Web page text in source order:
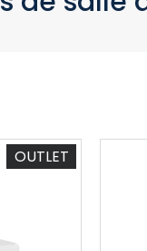
OUTLET